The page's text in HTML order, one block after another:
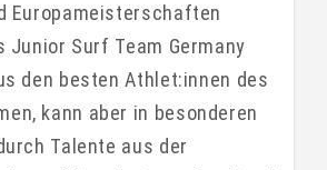
Europameisterschaften
Junior Surf Team Germany
den besten Athlet:innen des
kann aber in besonderen
Talente aus der